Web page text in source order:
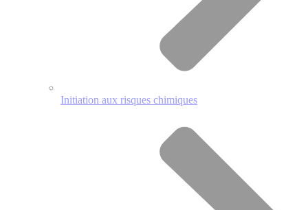
Initiation aux risques chimiques